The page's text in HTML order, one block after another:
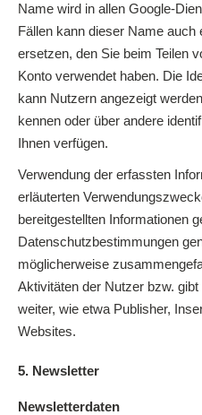
Name wird in allen Google-
Fällen kann dieser Name auch
ersetzen, den Sie beim Teilen
Konto verwendet haben. Die
kann Nutzern angezeigt
kennen oder über andere
Ihnen verfügen.
Verwendung der erfassten
erläuterten
bereitgestellten Informationen
Datenschutzbestimmungen
möglicherweise
Aktivitäten der Nutzer bzw.
weiter, wie etwa Publisher,
Websites.
5. Newsletter
Newsletterdaten